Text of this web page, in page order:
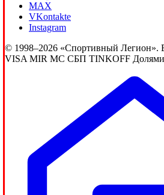
MAX
VKontakte
Instagram
© 1998–2026 «Спортивный Легион».
VISA MIR MC СБП TINKOFF Долями